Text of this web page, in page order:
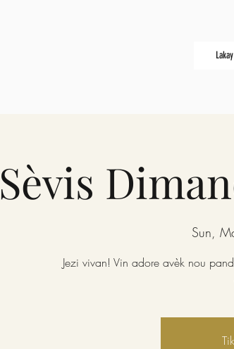
Lakay
Sèvis
Sun,
Jezi vivan! Vin adore avèk nou